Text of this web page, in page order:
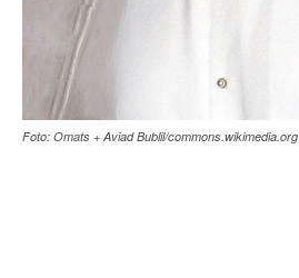
Foto: Omats + Aviad Bublil/commons.wikimedia.org